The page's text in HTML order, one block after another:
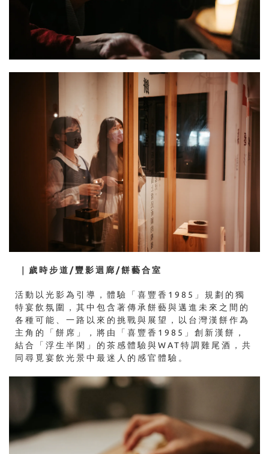
｜歲時步道/豐影迴廊/餅藝合室
活動以光影為引導，體驗「喜豐香1985」規劃的獨
特宴飲氛圍，其中包含著傳承餅藝與邁進未來之間的
各種可能、一路以來的挑戰與展望，以台灣漢餅作為
主角的「餅席」，將由「喜豐香1985」創新漢餅，
結合「浮生半閑」的茶感體驗與WAT特調雞尾酒，共
同尋覓宴飲光景中最迷人的感官體驗。